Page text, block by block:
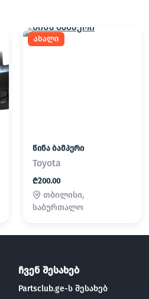
ახალი
წინა ბამპერი
Toyota
₾200.00
თბილისი,
საბურთალო
ჩვენ შესახებ
Partsclub.ge-ს შესახებ